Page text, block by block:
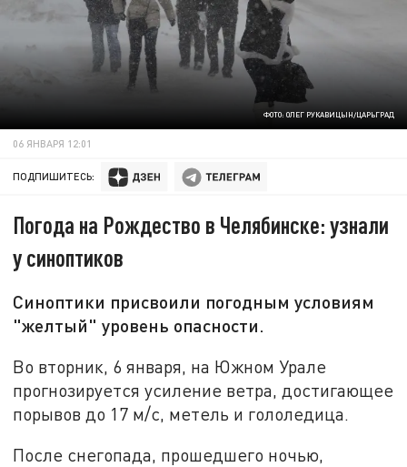
ФОТО: ОЛЕГ РУКАВИЦЫН/ЦАРЬГРАД
06 ЯНВАРЯ 12:01
ПОДПИШИТЕСЬ:
Погода на Рождество в Челябинске: узнали
у синоптиков
Синоптики присвоили погодным условиям
"желтый" уровень опасности.
Во вторник, 6 января, на Южном Урале
прогнозируется усиление ветра, достигающее
порывов до 17 м/с, метель и гололедица.
После снегопада, прошедшего ночью,